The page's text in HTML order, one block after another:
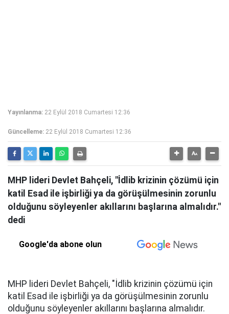
Yayınlanma: 22 Eylül 2018 Cumartesi 12:36
Güncelleme: 22 Eylül 2018 Cumartesi 12:36
MHP lideri Devlet Bahçeli, "İdlib krizinin çözümü için
katil Esad ile işbirliği ya da görüşülmesinin zorunlu
olduğunu söyleyenler akıllarını başlarına almalıdır."
dedi
Google'da abone olun
MHP lideri Devlet Bahçeli, "İdlib krizinin çözümü için
katil Esad ile işbirliği ya da görüşülmesinin zorunlu
olduğunu söyleyenler akıllarını başlarına almalıdır.